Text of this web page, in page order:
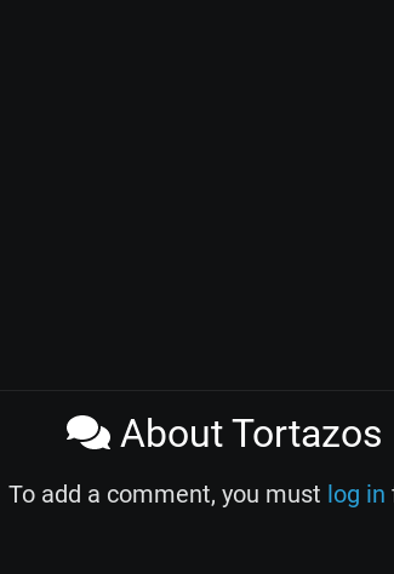
About Tortazos
To add a comment, you must log in